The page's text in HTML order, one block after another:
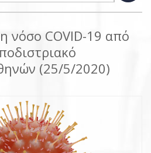
νόσο COVID-19 από
(25/5/2020)